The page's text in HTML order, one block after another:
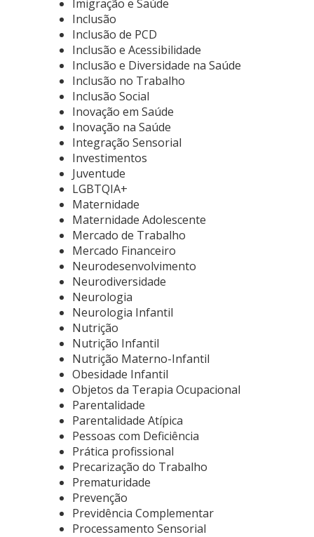
Imigração e Saúde
Inclusão
Inclusão de PCD
Inclusão e Acessibilidade
Inclusão e Diversidade na Saúde
Inclusão no Trabalho
Inclusão Social
Inovação em Saúde
Inovação na Saúde
Integração Sensorial
Investimentos
Juventude
LGBTQIA+
Maternidade
Maternidade Adolescente
Mercado de Trabalho
Mercado Financeiro
Neurodesenvolvimento
Neurodiversidade
Neurologia
Neurologia Infantil
Nutrição
Nutrição Infantil
Nutrição Materno-Infantil
Obesidade Infantil
Objetos da Terapia Ocupacional
Parentalidade
Parentalidade Atípica
Pessoas com Deficiência
Prática profissional
Precarização do Trabalho
Prematuridade
Prevenção
Previdência Complementar
Processamento Sensorial